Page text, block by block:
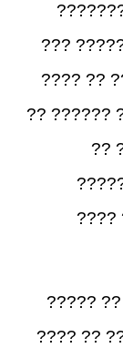
?????
?????
?????
???
???????